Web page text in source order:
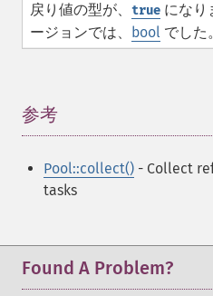
戻り値の型が、 true になり
ージョンでは、 bool でした。
参考
Pool::collect() - Collect
tasks
Found A Problem?